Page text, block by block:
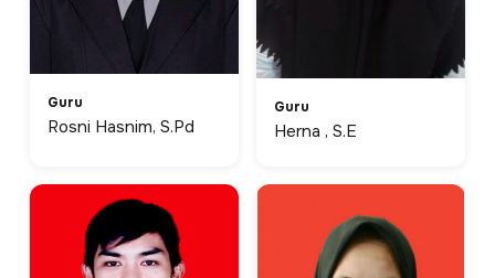
Guru
Rosni Hasnim, S.Pd
Guru
Herna , S.E